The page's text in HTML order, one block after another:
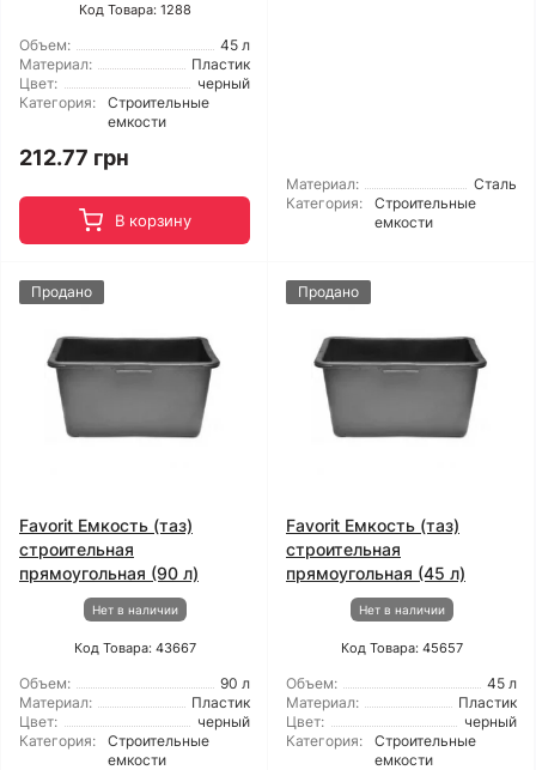
Код Товара: 1288
Объем:
45 л
Материал:
Пластик
Цвет:
черный
Категория:
Строительные
емкости
212.77 грн
В корзину
Материал:
Сталь
Категория:
Строительные
емкости
Продано
Favorit Емкость (таз)
строительная
прямоугольная (90 л)
Нет в наличии
Код Товара: 43667
Объем:
90 л
Материал:
Пластик
Цвет:
черный
Категория:
Строительные
емкости
Продано
Favorit Емкость (таз)
строительная
прямоугольная (45 л)
Нет в наличии
Код Товара: 45657
Объем:
45 л
Материал:
Пластик
Цвет:
черный
Категория:
Строительные
емкости